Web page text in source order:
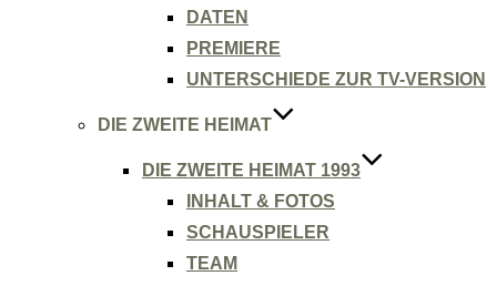
DATEN
PREMIERE
UNTERSCHIEDE ZUR TV-VERSION
DIE ZWEITE HEIMAT
DIE ZWEITE HEIMAT 1993
INHALT & FOTOS
SCHAUSPIELER
TEAM